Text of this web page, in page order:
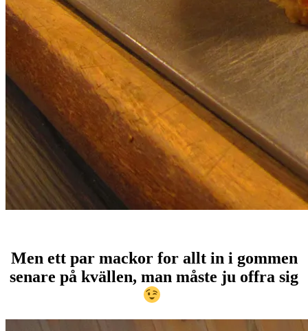
Men ett par mackor for allt in i gommen
senare på kvällen, man måste ju offra sig